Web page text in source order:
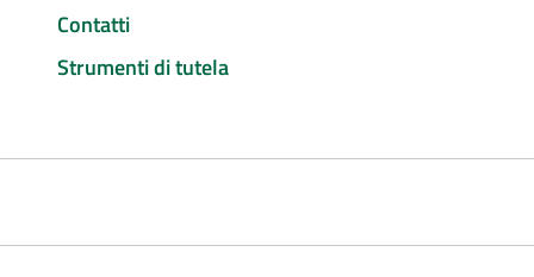
Contatti
Strumenti di tutela